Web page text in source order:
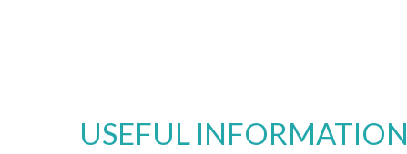
USEFUL INFORMATION